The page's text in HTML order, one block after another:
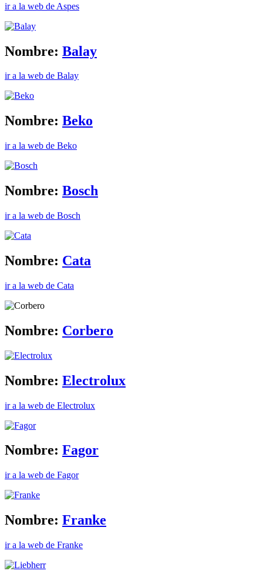
ir a la web de Aspes
Nombre: Balay
ir a la web de Balay
Nombre: Beko
ir a la web de Beko
Nombre: Bosch
ir a la web de Bosch
Nombre: Cata
ir a la web de Cata
Nombre: Corbero
Nombre: Electrolux
ir a la web de Electrolux
Nombre: Fagor
ir a la web de Fagor
Nombre: Franke
ir a la web de Franke